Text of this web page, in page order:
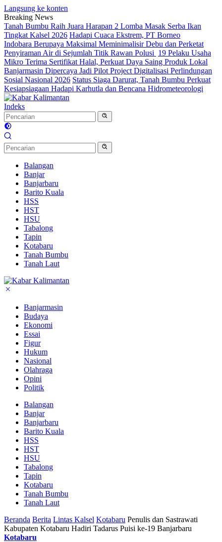
Langsung ke konten
Breaking News
Tanah Bumbu Raih Juara Harapan 2 Lomba Masak Serba Ikan
Tingkat Kalsel 2026 Hadapi Cuaca Ekstrem, PT Borneo
Indobara Berupaya Maksimal Meminimalisir Debu dan Perketat
Penyiraman Air di Sejumlah Titik Rawan Polusi 19 Pelaku Usaha
Mikro Terima Sertifikat Halal, Perkuat Daya Saing Produk Lokal
Banjarmasin Dipercaya Jadi Pilot Project Digitalisasi Perlindungan
Sosial Nasional 2026 Status Siaga Darurat, Tanah Bumbu Perkuat
Kesiapsiagaan Hadapi Karhutla dan Bencana Hidrometeorologi
Indeks
Balangan
Banjar
Banjarbaru
Barito Kuala
HSS
HST
HSU
Tabalong
Tapin
Kotabaru
Tanah Bumbu
Tanah Laut
Banjarmasin
Budaya
Ekonomi
Essai
Figur
Hukum
Nasional
Olahraga
Opini
Politik
Balangan
Banjar
Banjarbaru
Barito Kuala
HSS
HST
HSU
Tabalong
Tapin
Kotabaru
Tanah Bumbu
Tanah Laut
Beranda Berita Lintas Kalsel Kotabaru Penulis dan Sastrawati
Kabupaten Kotabaru Hadiri Tadarus Puisi ke-19 Banjarbaru
Kotabaru